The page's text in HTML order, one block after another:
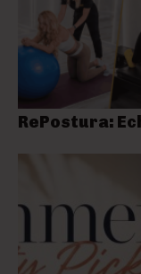
RePostura: